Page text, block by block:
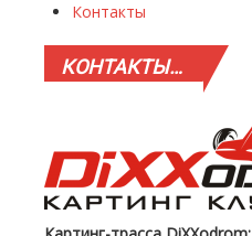
Контакты
КОНТАКТЫ…